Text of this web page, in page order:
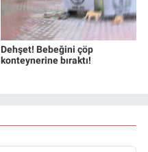
Dehşet! Bebeğini çöp
konteynerine bıraktı!